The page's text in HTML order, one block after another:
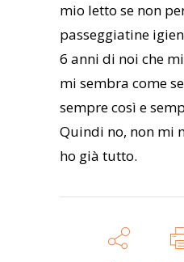
mio letto se non
passeggiatine
6 anni di noi che
mi sembra come
sempre così e
Quindi no, non mi
ho già tutto.